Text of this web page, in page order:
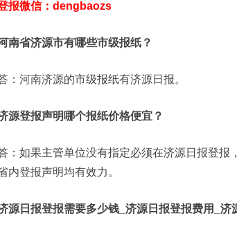
报微信：dengbaozs
南省济源市有哪些市级报纸？
：河南济源的市级报纸有济源日报。
源登报声明哪个报纸价格便宜？
：如果主管单位没有指定必须在济源日报登
内登报声明均有效力。
源日报登报需要多少钱_济源日报登报费用_济